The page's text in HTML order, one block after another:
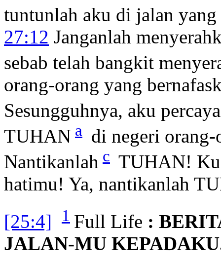
tuntunlah aku di jalan yang
27:12 Janganlah
sebab telah bangkit
orang-orang yang
Sesungguhnya, aku percaya
TUHAN a di negeri
Nantikanlah c TUHAN!
hatimu! Ya, nantikanlah
[25:4]
1 Full Life :
JALAN-MU